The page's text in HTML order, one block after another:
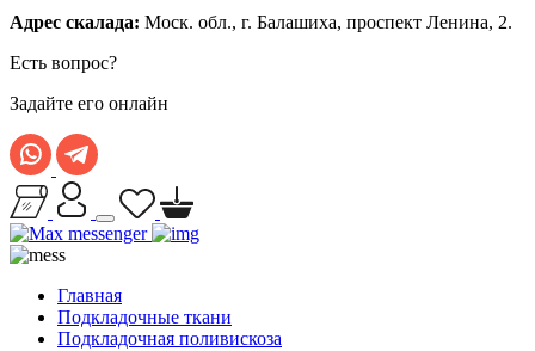
Адрес скалада: Моск. обл., г. Балашиха, проспект Ленина, 2.
Есть вопрос?
Задайте его онлайн
Главная
Подкладочные ткани
Подкладочная поливискоза